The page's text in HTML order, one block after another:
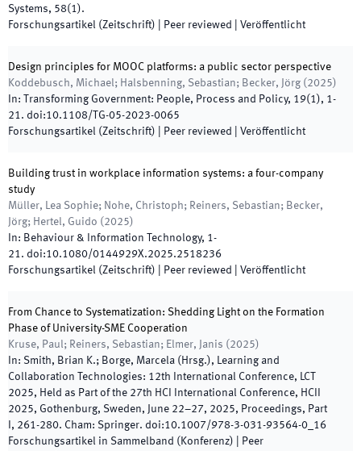
Systems, 58(1).
Forschungsartikel (Zeitschrift) | Peer reviewed Veröffentlicht
Design principles for MOOC platforms: a public sector perspective
Koddebusch, Michael; Halsbenning, Sebastian; Becker, Jörg ( 2025)
In:
Transforming Government: People, Process and Policy, 19(1), 1-
21. doi:10.1108/TG-05-2023-0065
Forschungsartikel (Zeitschrift) | Peer reviewed Veröffentlicht
Building trust in workplace information systems: a four-company
study
Müller, Lea Sophie; Nohe, Christoph; Reiners, Sebastian; Becker,
Jörg; Hertel, Guido ( 2025)
In: Behaviour & Information Technology, 1-
21. doi:10.1080/0144929X.2025.2518236
Forschungsartikel (Zeitschrift) | Peer reviewed Veröffentlicht
From Chance to Systematization: Shedding Light on the Formation
Phase of University-SME Cooperation
Kruse, Paul; Reiners, Sebastian; Elmer, Janis ( 2025)
In: Smith, Brian K.; Borge, Marcela ( Hrsg.), Learning and
Collaboration Technologies: 12th International Conference, LCT
2025, Held as Part of the 27th HCI International Conference, HCII
2025, Gothenburg, Sweden, June 22–27, 2025, Proceedings, Part
, 261-280. Cham: Springer. doi:10.1007/978-3-031-93564-0_16
Forschungsartikel in Sammelband (Konferenz) | Peer